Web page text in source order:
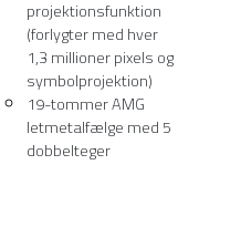
projektionsfunktion
(forlygter med hver
1,3 millioner pixels og
symbolprojektion)
19-tommer AMG
letmetalfælge med 5
dobbelteger